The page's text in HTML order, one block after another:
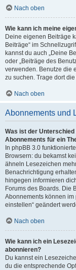
Nach oben
Wie kann ich meine
Deine eigenen Beiträge
Beiträge“ im
kannst du auch „Deine
oder „Beiträge des
verwenden. Benutze die
zu suchen. Trage dort
Nach oben
Abonnements und
Was ist der
Abonnements für ein
In phpBB 3.0
Browsern: du bekamst
ähneln Lesezeichen
Benachrichtigung
hingegen informieren
Forums des Boards. Die
Abonnements können
einstellen“ geändert
Nach oben
Wie kann ich ein
abonnieren?
Du kannst ein
du die entsprechende